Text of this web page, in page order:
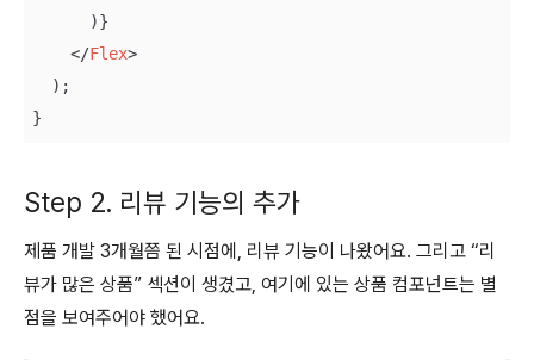
      )}
</Flex>
  );
}
Step 2. 리뷰 기능의 추가
제품 개발 3개월쯤 된 시점에, 리뷰 기능이 나왔어요. 그리고 “리
뷰가 많은 상품” 섹션이 생겼고, 여기에 있는 상품 컴포넌트는 별
점을 보여주어야 했어요.